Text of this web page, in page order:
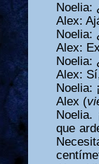
Noelia:
Alex:
Noelia:
Alex:
Noelia:
Alex:
Noelia:
Alex (
Noelia.
que